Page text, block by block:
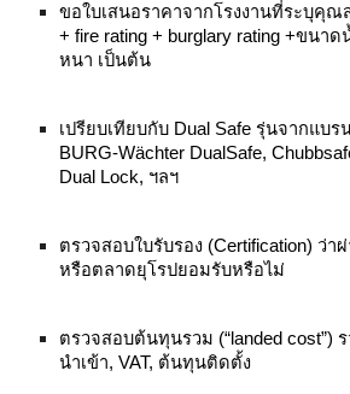
ขอใบเสนอราคาจากโรงงานที่ระบุคุ
+ fire rating + burglary rating +ขนา
หนา เป็นต้น
เปรียบเทียบกับ Dual Safe รุ่นจากแบร
BURG‑Wächter DualSafe,
Dual Lock, ฯลฯ
ตรวจสอบใบรับรอง (Certification) ว่า
หรือตลาดยุโรปยอมรับหรือไม่
ตรวจสอบต้นทุนรวม (“landed cost”)
นำเข้า, VAT, ต้นทุนติดตั้ง